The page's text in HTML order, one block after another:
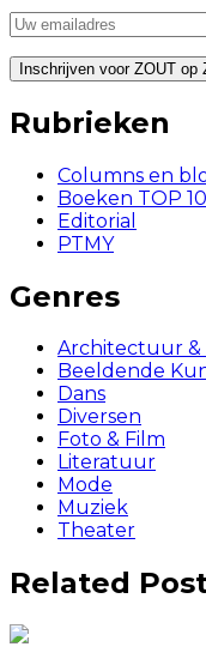
Rubrieken
Columns en
Boeken TOP 10
Editorial
PTMY
Genres
Architectuur &
Beeldende
Dans
Diversen
Foto & Film
Literatuur
Mode
Muziek
Theater
Related